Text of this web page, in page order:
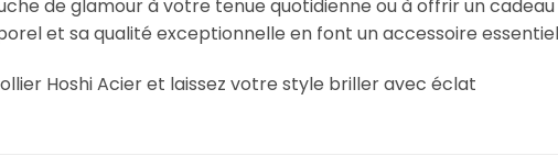
de glamour à votre tenue quotidienne ou à offrir un
et sa qualité exceptionnelle en font un accessoire
Hoshi Acier et laissez votre style briller avec éclat